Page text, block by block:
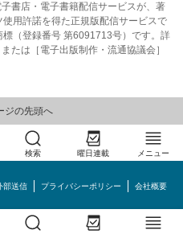
書店・電子書籍配信サービスが、著
用許諾を得た正規版配信サービスで
（登録番号 第6091713号）です。詳
たは［電子出版制作・流通協議会］
ジの先頭へ
検索 曜日連載 メニュー
部送信 プライバシーポリシー 会社概要
Inc.